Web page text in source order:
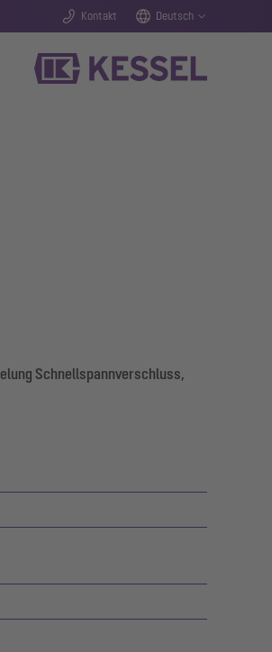
Kontakt Deutsch
Schnellspannverschluss,